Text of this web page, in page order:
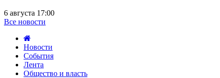
6 августа 17:00
Все новости
Новости
События
Лента
Общество и власть